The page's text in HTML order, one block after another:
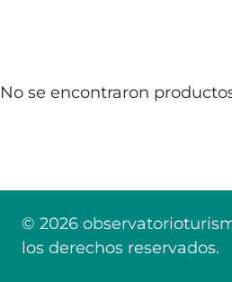
No se encontraron
© 2026
los derechos reservados.